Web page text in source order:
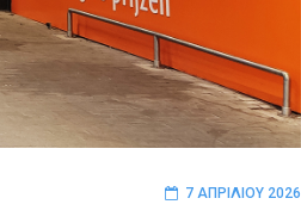
7 ΑΠΡΙΛΊΟΥ 2026